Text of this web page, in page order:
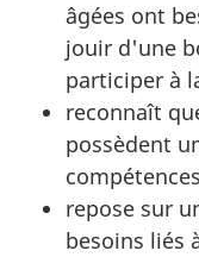
âgées ont
jouir d'une
participer à
reconnaît
possèdent
repose sur
besoins liés